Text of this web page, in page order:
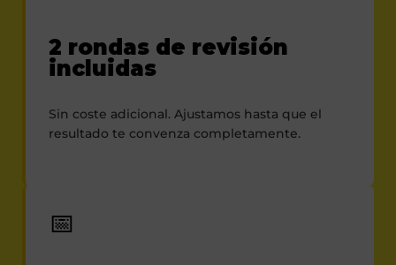
2 rondas de revisión
incluidas
Sin coste adicional. Ajustamos hasta que el
resultado te convenza completamente.
📅